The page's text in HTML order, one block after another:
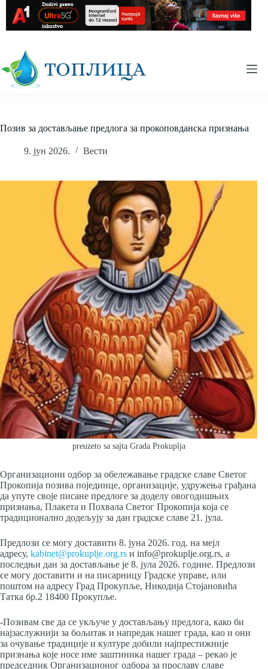
content
Позив за достављање предлога за прокоповданска признања
9. јун 2026. Вести
preuzeto sa sajta Grada Prokuplja
Организациони одбор за обележавање градске славе Светог
Прокопија позива појединце, организације, удружења грађана
да упуте своје писане предлоге за доделу овогодишњих
признања, Плакета и Похвала Светог Прокопија која се
традиционално додељују за дан градске славе 21. јула.
Предлози се могу доставити 8. јуна 2026. год. на мејл
адресу, kabinet@prokuplje.org.rs и info@prokuplje.org.rs, а
последњи дан за достављање је 8. јула 2026. године. Предлози
се могу доставити и на писарницу Градске управе, или
поштом на адресу Град Прокупље, Никодија Стојановића
Татка бр.2 18400 Прокупље.
-Позивам све да се укључе у достављању предлога, како би
најзаслужнији за бољитак и напредак нашег града, као и они
за очување традиције и културе добили најпрестижније
признања које носе име заштиника нашег града – рекао је
председник Организационог одбора за прославу славе